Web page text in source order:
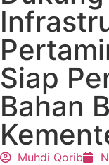
Siap
Bahan
Muhdi Qorib